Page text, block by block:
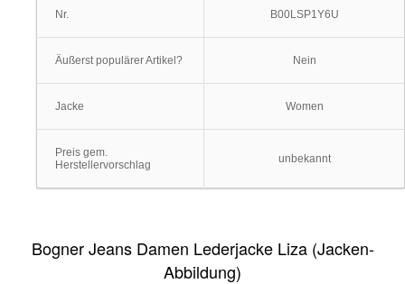
Nr. B00LSP1Y6U
Äußerst populärer Artikel? Nein
Jacke Women
Preis gem.
Herstellervorschlag
unbekannt
Bogner Jeans Damen Lederjacke Liza (Jacken-
Abbildung)